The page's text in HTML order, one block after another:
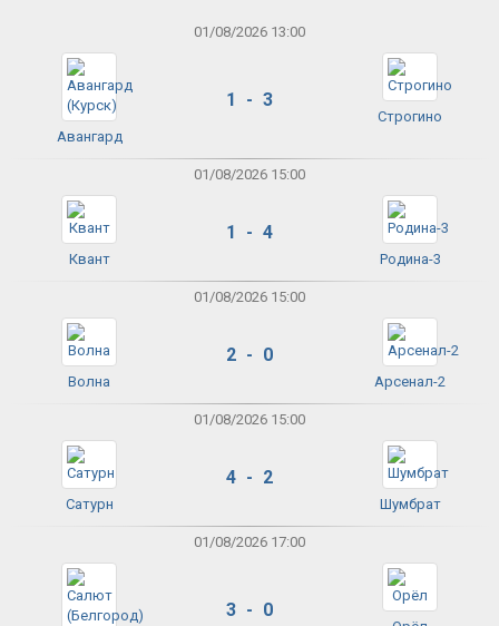
01/08/2026 13:00
Авангард
1 - 3
Строгино
01/08/2026 15:00
Квант
1 - 4
Родина-3
01/08/2026 15:00
Волна
2 - 0
Арсенал-2
01/08/2026 15:00
Сатурн
4 - 2
Шумбрат
01/08/2026 17:00
3 - 0